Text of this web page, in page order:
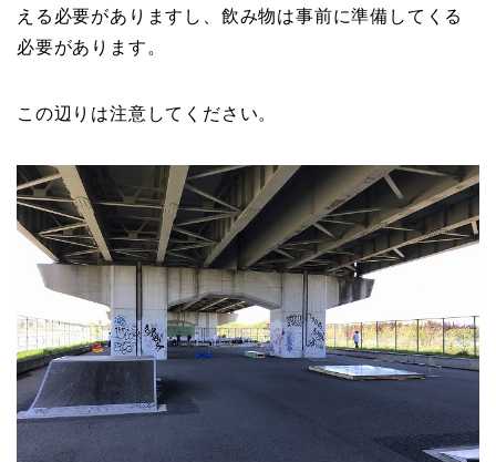
える必要がありますし、飲み物は事前に準備してくる
必要があります。
この辺りは注意してください。